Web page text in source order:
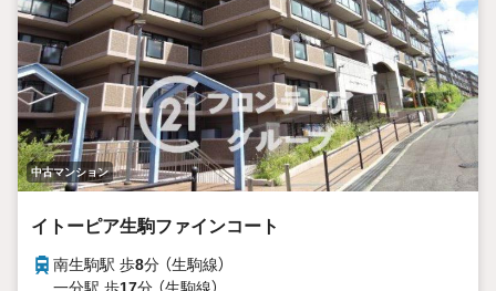
中古マンション
イトーピア生駒ファインコート
南生駒駅 歩8分 （生駒線）